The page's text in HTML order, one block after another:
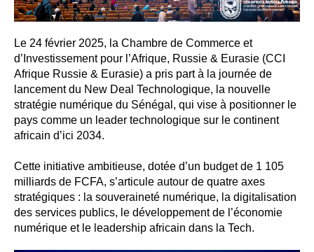
Le 24 février 2025, la Chambre de Commerce et
d’Investissement pour l’Afrique, Russie & Eurasie (CCI
Afrique Russie & Eurasie) a pris part à la journée de
lancement du New Deal Technologique, la nouvelle
stratégie numérique du Sénégal, qui vise à positionner le
pays comme un leader technologique sur le continent
africain d’ici 2034.
Cette initiative ambitieuse, dotée d’un budget de 1 105
milliards de FCFA, s’articule autour de quatre axes
stratégiques : la souveraineté numérique, la digitalisation
des services publics, le développement de l’économie
numérique et le leadership africain dans la Tech.